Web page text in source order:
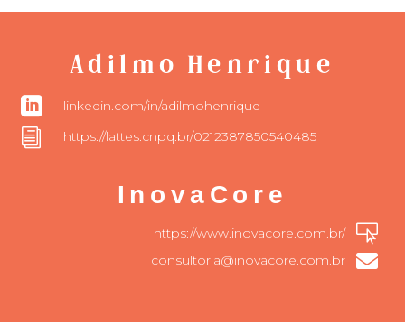
Adilmo Henrique
 linkedin.com/in/adilmohenrique
i https://lattes.cnpq.br/0212387850540485
InovaCore

https://www.inovacore.com.br/

consultoria@inovacore.com.br